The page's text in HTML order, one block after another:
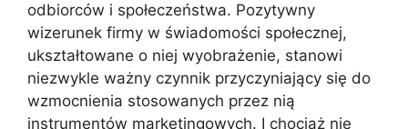
odbiorców i społeczeństwa. Pozytywny
wizerunek firmy w świadomości społecznej,
ukształtowane o niej wyobrażenie, stanowi
niezwykle ważny czynnik przyczyniający się do
wzmocnienia stosowanych przez nią
instrumentów marketingowych. I chociaż nie